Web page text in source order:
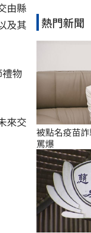
由縣
及其
物
來交
熱門新聞
被點名疫苗
罵爆